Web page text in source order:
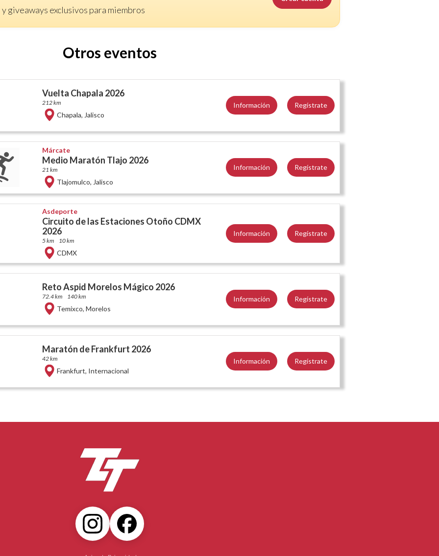
giveaways exclusivos para miembros
Otros eventos
Vuelta Chapala 2026
212 km
Chapala, Jalisco
Información Regístrate
Márcate
Medio Maratón Tlajo 2026
21 km
Tlajomulco, Jalisco
Información Regístrate
Asdeporte
Circuito de las Estaciones Otoño CDMX
2026
5 km 10 km
CDMX
Información Regístrate
Reto Aspid Morelos Mágico 2026
72.4 km 140 km
Temixco, Morelos
Información Regístrate
Maratón de Frankfurt 2026
42 km
Frankfurt, Internacional
Información Regístrate